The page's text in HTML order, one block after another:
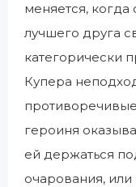
меняется, когда
лучшего друга
категорически
Купера
героиня
ей держаться
очарования,